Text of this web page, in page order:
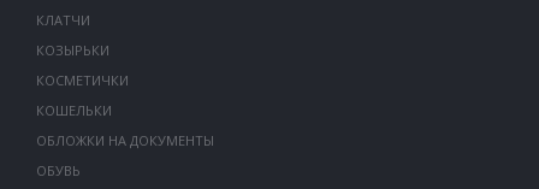
КЛАТЧИ
КОЗЫРЬКИ
КОСМЕТИЧКИ
КОШЕЛЬКИ
ОБЛОЖКИ НА ДОКУМЕНТЫ
ОБУВЬ